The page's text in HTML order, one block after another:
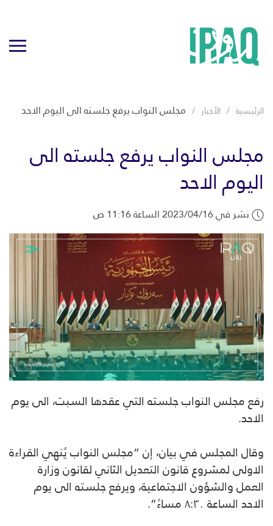
الرئيسية الأخبار مجلس النواب يرفع جلسته الى اليوم الاحد
مجلس النواب يرفع جلسته الى
اليوم الاحد
نشر في 2023/04/16 الساعة 11:16 ص
رفع مجلس النواب جلسته التي عقدها السبت، الى يوم
الاحد.
وقال المجلس في بيان، إن “مجلس النواب يُنهي القراءة
الاولى لمشروع قانون التعديل الثاني لقانون وزارة
العمل والشؤون الاجتماعية، ويرفع جلسته الى يوم
الاحد الساعة ٨:٣٠ مساءً”.